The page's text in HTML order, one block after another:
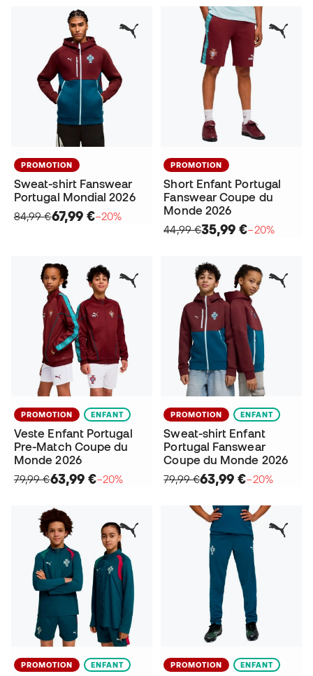
PROMOTION
Sweat-shirt Fanswear
Portugal Mondial 2026
84,99 €67,99 €−20%
PROMOTION
Short Enfant Portugal
Fanswear Coupe du
Monde 2026
44,99 €35,99 €−20%
PROMOTION ENFANT
Veste Enfant Portugal
Pre-Match Coupe du
Monde 2026
79,99 €63,99 €−20%
PROMOTION ENFANT
Sweat-shirt Enfant
Portugal Fanswear
Coupe du Monde 2026
79,99 €63,99 €−20%
PROMOTION ENFANT PROMOTION ENFANT